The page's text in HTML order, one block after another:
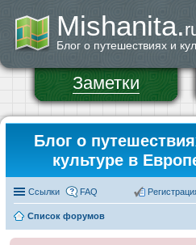
Mishanita.
Блог о путешествиях и
Заметки
Блог о
культуре в
Ссылки FAQ
Список форумов